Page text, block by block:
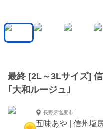
最終 [2L～3Lサイズ]
｢大和ルージュ｣
長野県塩尻市
五味あや | 信州塩